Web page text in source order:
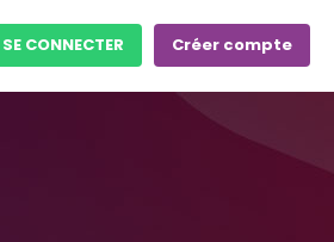
SE CONNECTER Créer compte